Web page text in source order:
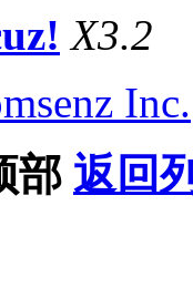
X3.2
Inc.
部 返回